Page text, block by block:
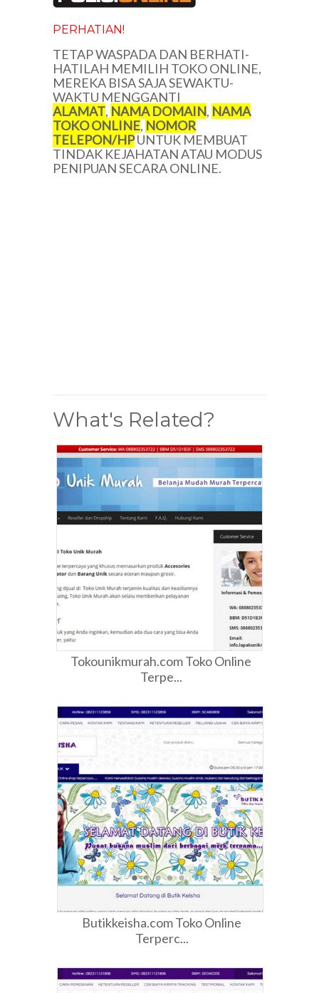
PERHATIAN!
TETAP WASPADA DAN BERHATI-
HATILAH MEMILIH TOKO ONLINE,
MEREKA BISA SAJA SEWAKTU-
WAKTU MENGGANTI
ALAMAT, NAMA DOMAIN, NAMA
TOKO ONLINE, NOMOR
TELEPON/HPUNTUK MEMBUAT
TINDAK KEJAHATAN ATAU MODUS
PENIPUAN SECARA ONLINE.
What's Related?
Tokounikmurah.com Toko Online
Terpe...
Butikkeisha.com Toko Online
Terperc...